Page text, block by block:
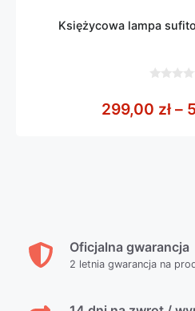
Księżycowa lampa
5
299,00 zł –
Oficjalna gwarancja
2 letnia gwarancja na